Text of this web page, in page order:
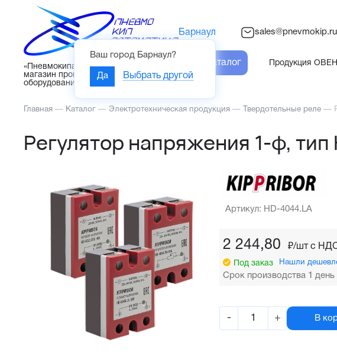
«Пневмокипавтоматика» – интернет-
магазин промышленного
оборудования
Барнаул
Ваш город Барнаул?
Да Выбрать другой
sales@pnevmokip.ru
Каталог Продукция ОВЕН
Главная — Каталог — Электротехническая продукция — Твердотельные реле —
Регулятор напряжения 1-ф,
Артикул: HD-4044.LA
2 244,80 ₽/шт c
Под заказ Нашли
Срок производства 1 день
- + В